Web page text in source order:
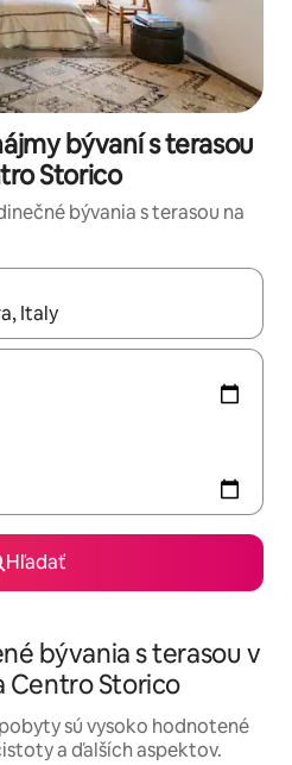
bývaní s terasou
Storico
bývania s terasou na
môžete si ich prechádzať
Hľadať
bývania s terasou v
Centro Storico
sú vysoko hodnotené
a ďalších aspektov.